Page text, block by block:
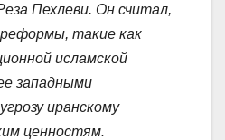
Пехлеви. Он считал,
такие как
исламской
западными
иранскому
ценностям.